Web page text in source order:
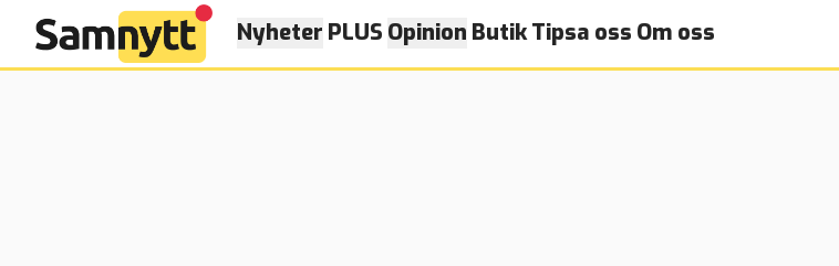
Nyheter PLUS Opinion ButikTipsa oss Om oss